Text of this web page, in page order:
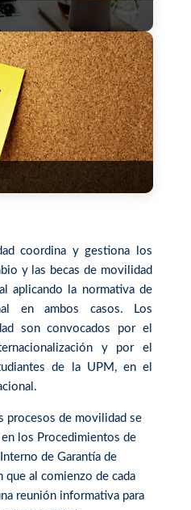
coordina y gestiona los
y las becas de movilidad
aplicando la normativa de
en ambos casos. Los
son convocados por el
y por el
de la UPM, en el
procesos de movilidad se
los Procedimientos de
de Garantía de
que al comienzo de cada
reunión informativa para